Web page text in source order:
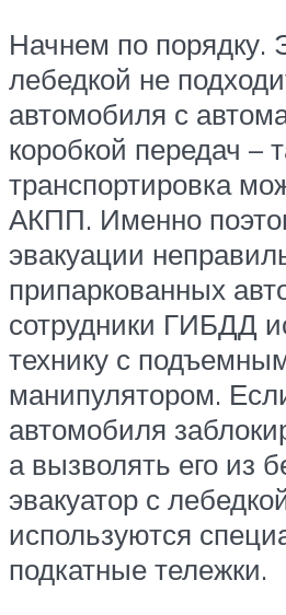
Начнем по порядку.
лебедкой не
автомобиля с
коробкой передач –
транспортировка
АКПП. Именно
эвакуации
припаркованных
сотрудники ГИБДД
технику с
манипулятором.
автомобиля
а вызволять его из
эвакуатор с
используются
подкатные тележки.